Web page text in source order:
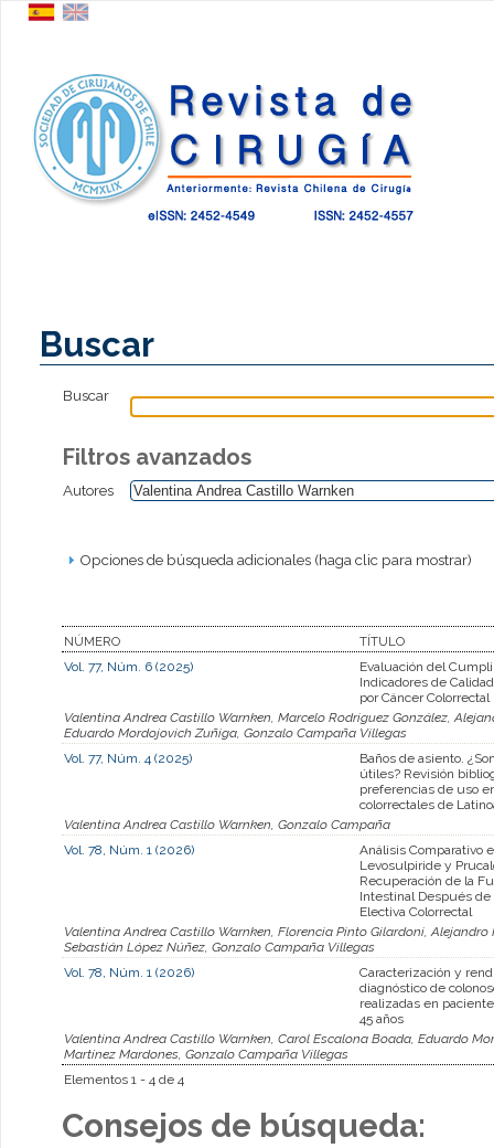
Buscar
Buscar
Filtros avanzados
Autores
Opciones de búsqueda adicionales (haga clic para mostrar)
NÚMERO
TÍTULO
Vol. 77, Núm. 6 (2025)
Evaluación del
Indicadores de
por Cáncer Colorrectal
Valentina Andrea Castillo Warnken, Marcelo Rodriguez González,
Eduardo Mordojovich Zuñiga, Gonzalo Campaña Villegas
Vol. 77, Núm. 4 (2025)
Baños de asiento.
útiles? Revisión
preferencias de uso
colorrectales de
Valentina Andrea Castillo Warnken, Gonzalo Campaña
Vol. 78, Núm. 1 (2026)
Análisis Comparativo
Levosulpiride y
Recuperación de la
Intestinal Después de
Electiva Colorrectal
Valentina Andrea Castillo Warnken, Florencia Pinto Gilardoni,
Sebastián López Núñez, Gonzalo Campaña Villegas
Vol. 78, Núm. 1 (2026)
Caracterización y
diagnóstico de
realizadas en
45 años
Valentina Andrea Castillo Warnken, Carol Escalona Boada, Eduardo
Martínez Mardones, Gonzalo Campaña Villegas
Elementos 1 - 4 de 4
Consejos de búsqueda: